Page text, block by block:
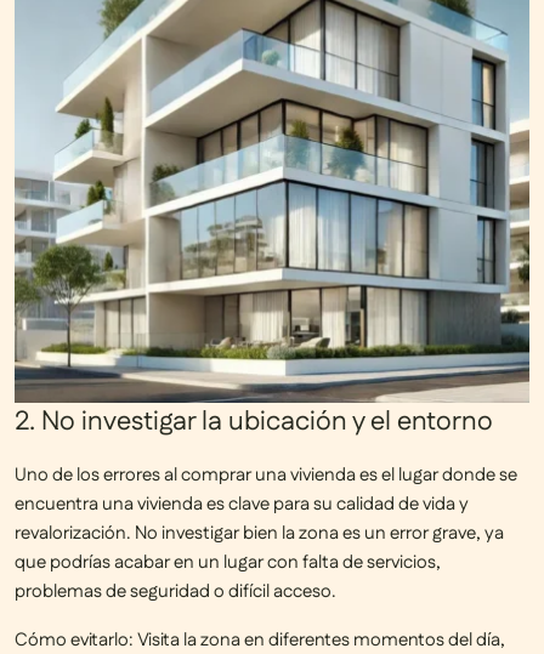
2. No investigar la ubicación y el entorno
Uno de los errores al comprar una vivienda es el lugar donde se
encuentra una vivienda es clave para su calidad de vida y
revalorización. No investigar bien la zona es un error grave, ya
que podrías acabar en un lugar con falta de servicios,
problemas de seguridad o difícil acceso.
Cómo evitarlo:Visita la zona en diferentes momentos del día,